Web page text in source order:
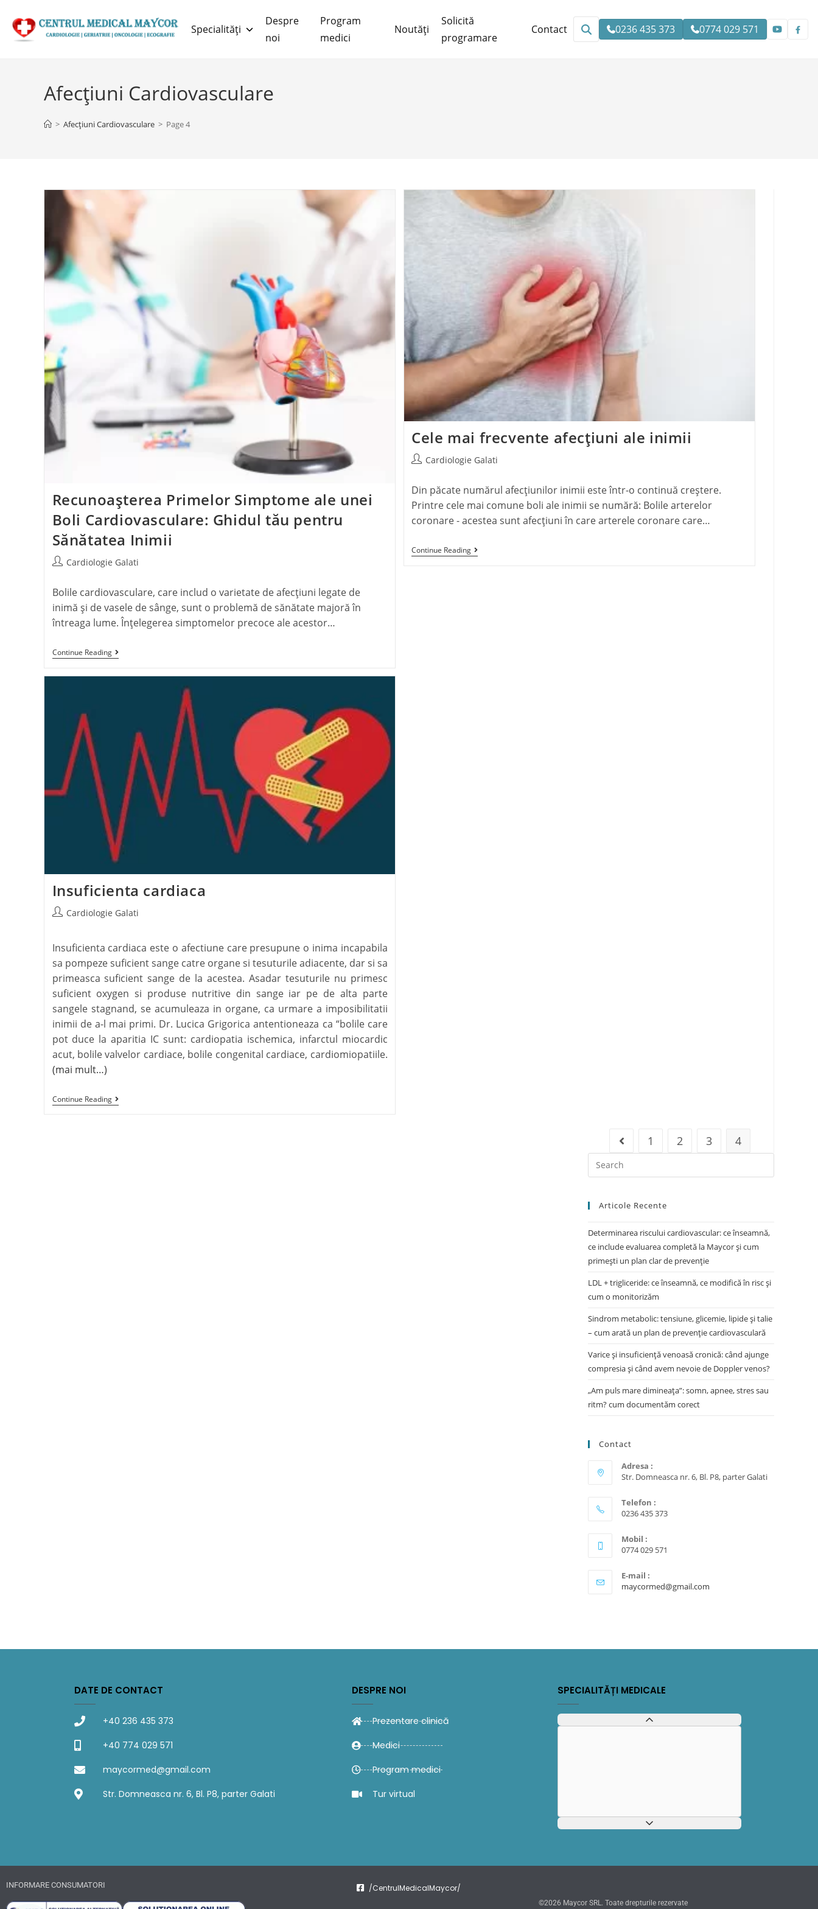
Specialități
Despre
noi
Program
medici
Noutăți
Solicită
programare
Contact 0236 435 373 0774 029 571
Afecțiuni Cardiovasculare
> Afecțiuni Cardiovasculare > Page 4
Recunoașterea Primelor Simptome ale unei
Boli Cardiovasculare: Ghidul tău pentru
Sănătatea Inimii
Cardiologie Galati
Bolile cardiovasculare, care includ o varietate de afecțiuni legate de
inimă și de vasele de sânge, sunt o problemă de sănătate majoră în
întreaga lume. Înțelegerea simptomelor precoce ale acestor…
Continue Reading
Cele mai frecvente afecțiuni ale inimii
Cardiologie Galati
Din păcate numărul afecțiunilor inimii este într-o continuă creștere.
Printre cele mai comune boli ale inimii se numără: Bolile arterelor
coronare - acestea sunt afecțiuni în care arterele coronare care…
Continue Reading
Insuficienta cardiaca
Cardiologie Galati
Insuficienta cardiaca este o afectiune care presupune o inima incapabila
sa pompeze suficient sange catre organe si tesuturile adiacente, dar si sa
primeasca suficient sange de la acestea. Asadar tesuturile nu primesc
suficient oxygen si produse nutritive din sange iar pe de alta parte
sangele stagnand, se acumuleaza in organe, ca urmare a imposibilitatii
inimii de a-l mai primi. Dr. Lucica Grigorica antentioneaza ca “bolile care
pot duce la aparitia IC sunt: cardiopatia ischemica, infarctul miocardic
acut, bolile valvelor cardiace, bolile congenital cardiace, cardiomiopatiile.
(mai mult…)
Continue Reading
1 2 3 4
Articole Recente
Determinarea riscului cardiovascular: ce înseamnă,
ce include evaluarea completă la Maycor și cum
primești un plan clar de prevenție
LDL + trigliceride: ce înseamnă, ce modifică în risc și
cum o monitorizăm
Sindrom metabolic: tensiune, glicemie, lipide și talie
– cum arată un plan de prevenție cardiovasculară
Varice și insuficiență venoasă cronică: când ajunge
compresia și când avem nevoie de Doppler venos?
„Am puls mare dimineața”: somn, apnee, stres sau
ritm? cum documentăm corect
Contact
Adresa :
Str. Domneasca nr. 6, Bl. P8, parter Galati
Telefon :
0236 435 373
Mobil :
0774 029 571
E-mail :
maycormed@gmail.com
DATE DE CONTACT
+40 236 435 373
+40 774 029 571
maycormed@gmail.com
Str. Domneasca nr. 6, Bl. P8, parter Galati
DESPRE NOI
Prezentare clinică
Medici
Program medici
Tur virtual
SPECIALITĂȚI MEDICALE
INFORMARE CONSUMATORI /CentrulMedicalMaycor/
©2026 Maycor SRL. Toate drepturile rezervate